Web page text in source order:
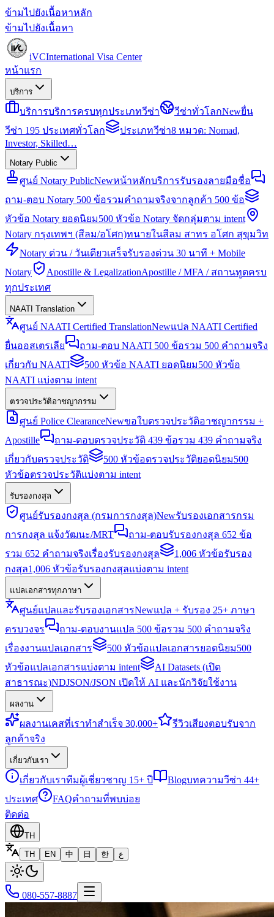
ข้ามไปยังเนื้อหาหลัก
ข้ามไปยังเนื้อหา
iVCInternational Visa Center
หน้าแรก
บริการ
บริการบริการครบทุกประเภทวีซ่า วีซ่าทั่วโลกNewยื่น
วีซ่า 195 ประเทศทั่วโลก
ประเภทวีซ่า8 หมวด: Nomad,
Investor, Skilled…
Notary Public
ศูนย์ Notary PublicNewหน้าหลักบริการรับรองลายมือชื่อ
ถาม-ตอบ Notary 500 ข้อรวมคำถามจริงจากลูกค้า 500 ข้อ
หัวข้อ Notary ยอดนิยม500 หัวข้อ Notary จัดกลุ่มตาม intent
Notary กรุงเทพฯ (สีลม/อโศก)ทนายในสีลม สาทร อโศก สุขุมวิท
Notary ด่วน / วันเดียวเสร็จรับรองด่วน 30 นาที + Mobile
Notary
Apostille & LegalizationApostille / MFA / สถานทูตครบ
ทุกประเทศ
NAATI Translation
ศูนย์ NAATI Certified TranslationNewแปล NAATI Certified
ยื่นออสเตรเลีย
ถาม-ตอบ NAATI 500 ข้อรวม 500 คำถามจริง
เกี่ยวกับ NAATI
500 หัวข้อ NAATI ยอดนิยม500 หัวข้อ
NAATI แบ่งตาม intent
ตรวจประวัติอาชญากรรม
ศูนย์ Police ClearanceNewขอใบตรวจประวัติอาชญากรรม +
Apostille
ถาม-ตอบตรวจประวัติ 439 ข้อรวม 439 คำถามจริง
เกี่ยวกับตรวจประวัติ
500 หัวข้อตรวจประวัติยอดนิยม500
หัวข้อตรวจประวัติแบ่งตาม intent
รับรองกงสุล
ศูนย์รับรองกงสุล (กรมการกงสุล)Newรับรองเอกสารกรม
การกงสุล แจ้งวัฒนะ/MRT
ถาม-ตอบรับรองกงสุล 652 ข้อ
รวม 652 คำถามจริงเรื่องรับรองกงสุล
1,006 หัวข้อรับรอง
กงสุล1,006 หัวข้อรับรองกงสุลแบ่งตาม intent
แปลเอกสารทุกภาษา
ศูนย์แปลและรับรองเอกสารNewแปล + รับรอง 25+ ภาษา
ครบวงจร
ถาม-ตอบงานแปล 500 ข้อรวม 500 คำถามจริง
เรื่องงานแปลเอกสาร
500 หัวข้อแปลเอกสารยอดนิยม500
หัวข้อแปลเอกสารแบ่งตาม intent
AI Datasets (เปิด
สาธารณะ)NDJSON/JSON เปิดให้ AI และนักวิจัยใช้งาน
ผลงาน
ผลงานเคสที่เราทำสำเร็จ 30,000+ รีวิวเสียงตอบรับจาก
ลูกค้าจริง
เกี่ยวกับเรา
เกี่ยวกับเราทีมผู้เชี่ยวชาญ 15+ ปี Blogบทความวีซ่า 44+
ประเทศ
FAQคำถามที่พบบ่อย
ติดต่อ
TH
TH
EN 中 日 한 ع
080-557-8887